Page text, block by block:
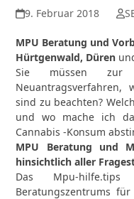
9. Februar 2018
MPU Beratung und
Hürtgenwald, Düren
Sie müssen zur
sind zu beachten?
und wo mache ich
Cannabis -Konsum
MPU Beratung und
hinsichtlich aller
Das Mpu-
Beratungszentrums